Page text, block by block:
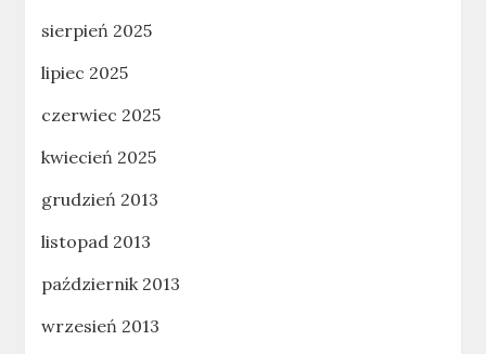
sierpień 2025
lipiec 2025
czerwiec 2025
kwiecień 2025
grudzień 2013
listopad 2013
październik 2013
wrzesień 2013